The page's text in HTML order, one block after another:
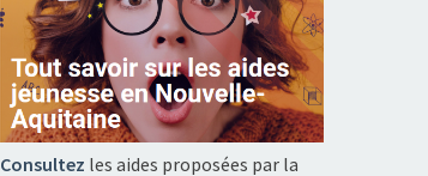
Consultez les aides proposées par la